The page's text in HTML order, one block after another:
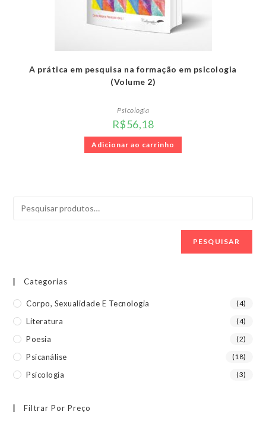
A prática em pesquisa na formação em psicologia
(Volume 2)
Psicologia
R$56,18
Adicionar ao carrinho
PESQUISAR
Categorias
Corpo, Sexualidade E Tecnologia (4)
Literatura (4)
Poesia (2)
Psicanálise (18)
Psicologia (3)
Filtrar Por Preço